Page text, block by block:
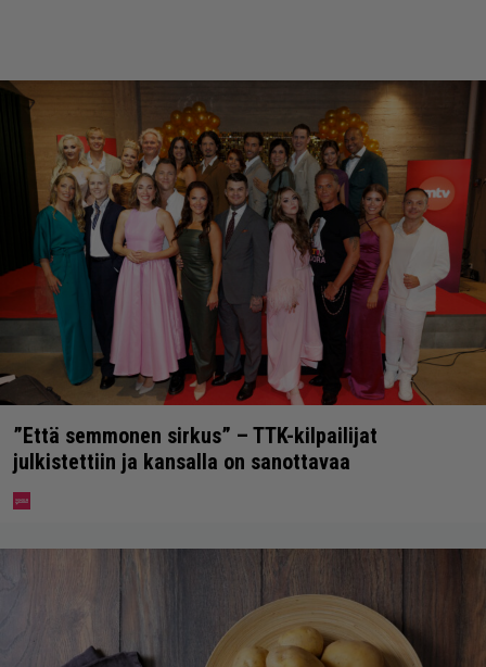
”Että semmonen sirkus” – TTK-kilpailijat
julkistettiin ja kansalla on sanottavaa